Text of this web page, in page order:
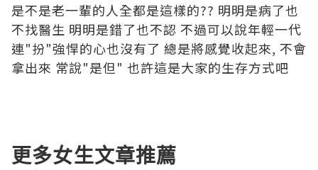
是不是老一輩的人全都是這樣的?? 明明是病了也
不找醫生 明明是錯了也不認 不過可以說年輕一代
連"扮"強悍的心也沒有了 總是將感覺收起來, 不會
拿出來 常說"是但" 也許這是大家的生存方式吧
更多女生文章推薦